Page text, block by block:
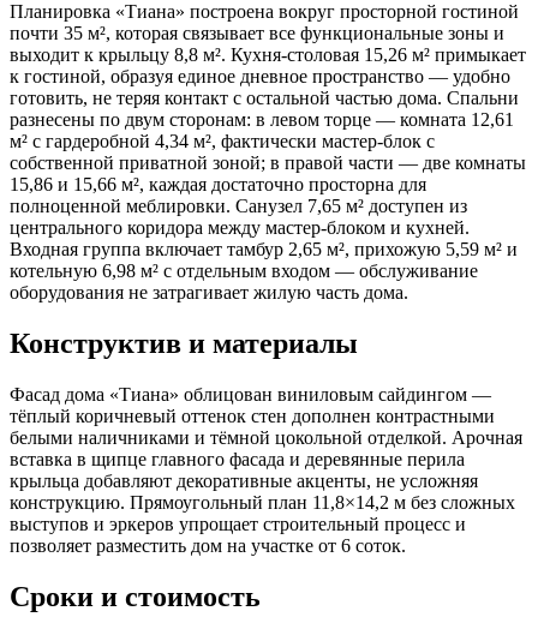
Планировка «Тиана» построена вокруг просторной гостиной
почти 35 м², которая связывает все функциональные зоны и
выходит к крыльцу 8,8 м². Кухня-столовая 15,26 м² примыкает
к гостиной, образуя единое дневное пространство — удобно
готовить, не теряя контакт с остальной частью дома. Спальни
разнесены по двум сторонам: в левом торце — комната 12,61
м² с гардеробной 4,34 м², фактически мастер-блок с
собственной приватной зоной; в правой части — две комнаты
15,86 и 15,66 м², каждая достаточно просторна для
полноценной меблировки. Санузел 7,65 м² доступен из
центрального коридора между мастер-блоком и кухней.
Входная группа включает тамбур 2,65 м², прихожую 5,59 м² и
котельную 6,98 м² с отдельным входом — обслуживание
оборудования не затрагивает жилую часть дома.
Конструктив и материалы
Фасад дома «Тиана» облицован виниловым сайдингом —
тёплый коричневый оттенок стен дополнен контрастными
белыми наличниками и тёмной цокольной отделкой. Арочная
вставка в щипце главного фасада и деревянные перила
крыльца добавляют декоративные акценты, не усложняя
конструкцию. Прямоугольный план 11,8×14,2 м без сложных
выступов и эркеров упрощает строительный процесс и
позволяет разместить дом на участке от 6 соток.
Сроки и стоимость